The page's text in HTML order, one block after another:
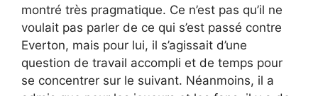
montré très pragmatique. Ce n’est pas qu’il ne
voulait pas parler de ce qui s’est passé contre
Everton, mais pour lui, il s’agissait d’une
question de travail accompli et de temps pour
se concentrer sur le suivant. Néanmoins, il a